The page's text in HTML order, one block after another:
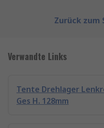
Zurück zum
Verwandte Links
Tente Drehlager
Ges H. 128mm